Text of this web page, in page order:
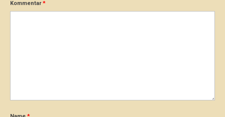
Kommentar*